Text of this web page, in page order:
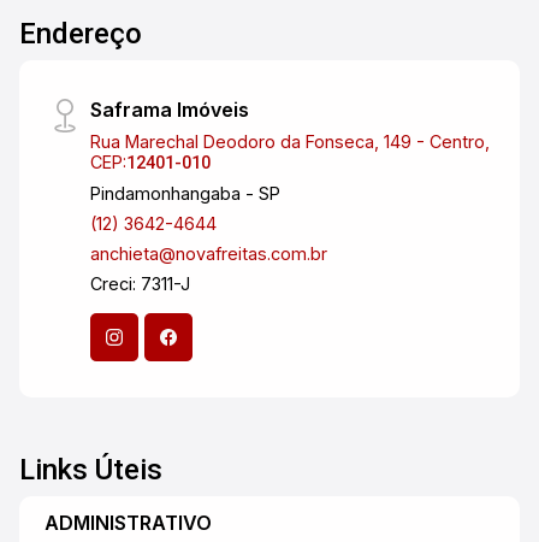
Endereço
Saframa Imóveis
Rua Marechal Deodoro da Fonseca, 149 - Centro,
CEP:12401-010
Pindamonhangaba - SP
(12) 3642-4644
anchieta@novafreitas.com.br
Creci: 7311-J
Links Úteis
ADMINISTRATIVO